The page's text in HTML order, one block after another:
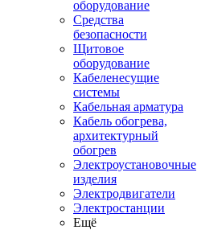
оборудование
Средства
безопасности
Щитовое
оборудование
Кабеленесущие
системы
Кабельная арматура
Кабель обогрева,
архитектурный
обогрев
Электроустановочные
изделия
Электродвигатели
Электростанции
Ещё